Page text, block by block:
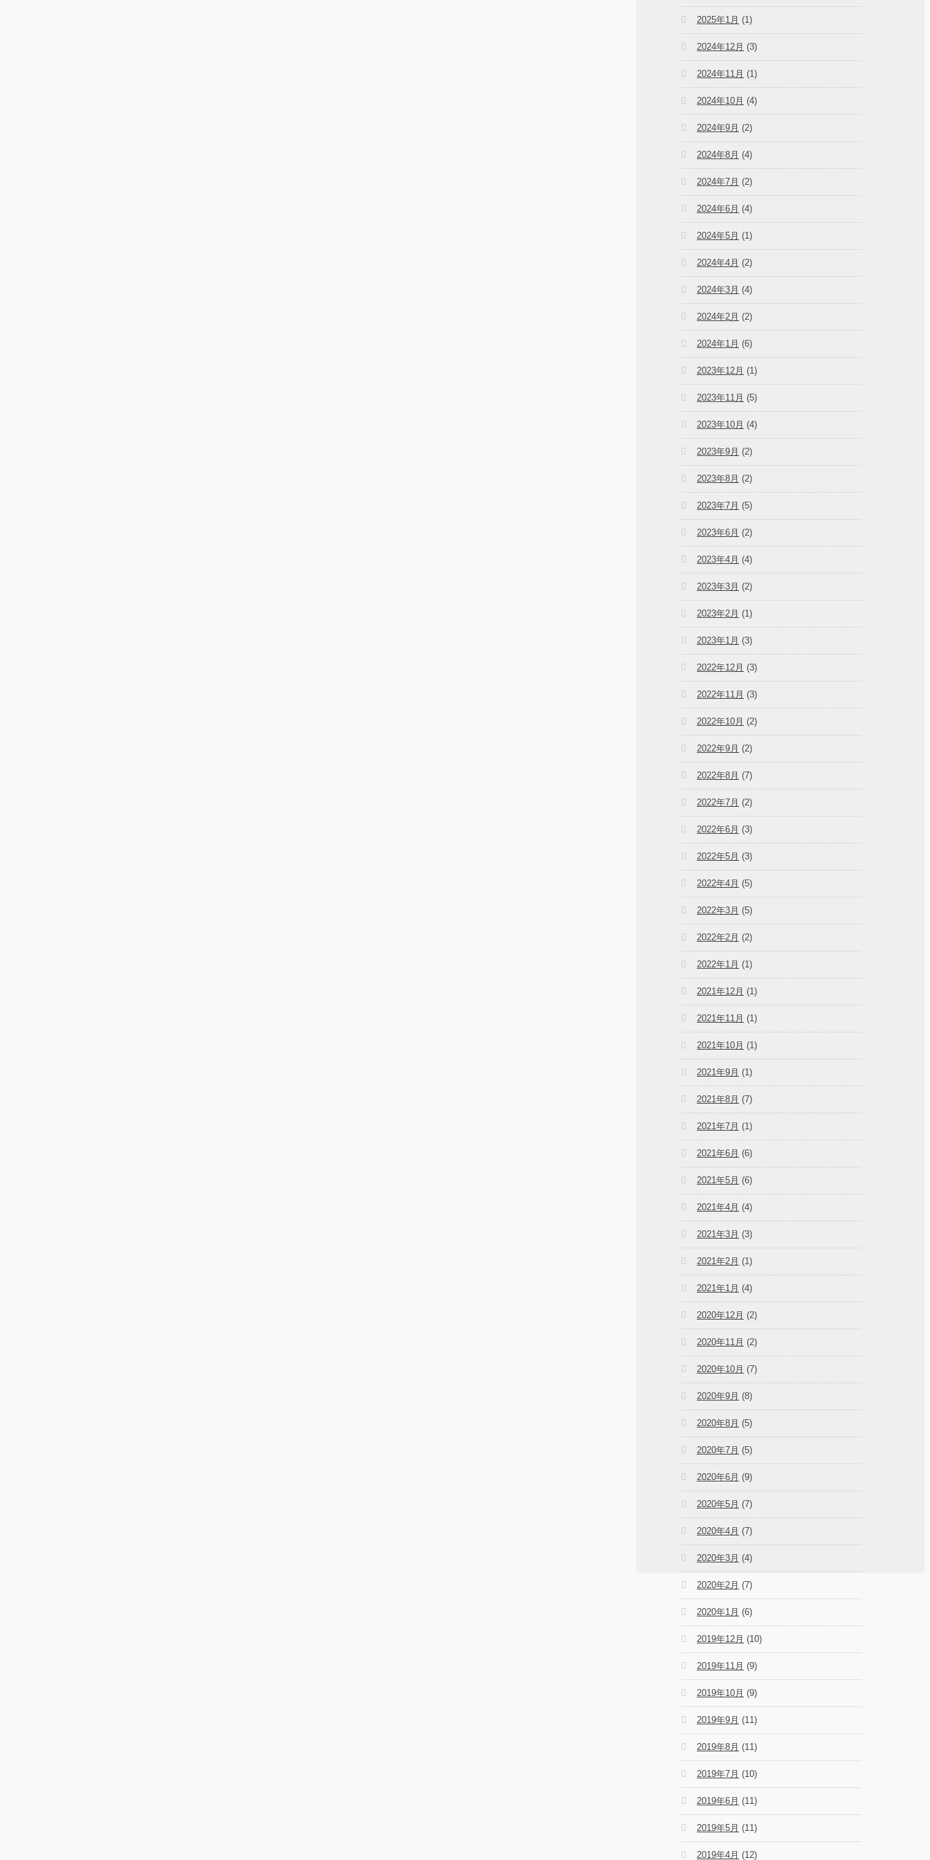
2025年1月 (1)
2024年12月 (3)
2024年11月 (1)
2024年10月 (4)
2024年9月 (2)
2024年8月 (4)
2024年7月 (2)
2024年6月 (4)
2024年5月 (1)
2024年4月 (2)
2024年3月 (4)
2024年2月 (2)
2024年1月 (6)
2023年12月 (1)
2023年11月 (5)
2023年10月 (4)
2023年9月 (2)
2023年8月 (2)
2023年7月 (5)
2023年6月 (2)
2023年4月 (4)
2023年3月 (2)
2023年2月 (1)
2023年1月 (3)
2022年12月 (3)
2022年11月 (3)
2022年10月 (2)
2022年9月 (2)
2022年8月 (7)
2022年7月 (2)
2022年6月 (3)
2022年5月 (3)
2022年4月 (5)
2022年3月 (5)
2022年2月 (2)
2022年1月 (1)
2021年12月 (1)
2021年11月 (1)
2021年10月 (1)
2021年9月 (1)
2021年8月 (7)
2021年7月 (1)
2021年6月 (6)
2021年5月 (6)
2021年4月 (4)
2021年3月 (3)
2021年2月 (1)
2021年1月 (4)
2020年12月 (2)
2020年11月 (2)
2020年10月 (7)
2020年9月 (8)
2020年8月 (5)
2020年7月 (5)
2020年6月 (9)
2020年5月 (7)
2020年4月 (7)
2020年3月 (4)
2020年2月 (7)
2020年1月 (6)
2019年12月 (10)
2019年11月 (9)
2019年10月 (9)
2019年9月 (11)
2019年8月 (11)
2019年7月 (10)
2019年6月 (11)
2019年5月 (11)
2019年4月 (12)